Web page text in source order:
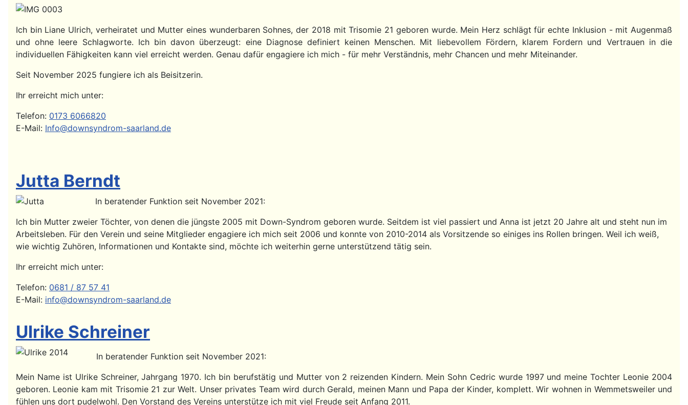
Ich bin Liane Ulrich, verheiratet und Mutter eines wunderbaren Sohnes, der 2018 mit Trisomie 21 geboren wurde. Mein Herz schlägt für echte Inklusion - mit Augenmaß
und ohne leere Schlagworte. Ich bin davon überzeugt: eine Diagnose definiert keinen Menschen. Mit liebevollem Fördern, klarem Fordern und Vertrauen in die
individuellen Fähigkeiten kann viel erreicht werden. Genau dafür engagiere ich mich - für mehr Verständnis, mehr Chancen und mehr Miteinander.
Seit November 2025 fungiere ich als Beisitzerin.
Ihr erreicht mich unter:
Telefon: 0173 6066820
E-Mail: Info@downsyndrom-saarland.de
Jutta Berndt
In beratender Funktion seit November 2021:
Ich bin Mutter zweier Töchter, von denen die jüngste 2005 mit Down-Syndrom geboren wurde. Seitdem ist viel passiert und Anna ist jetzt 20 Jahre alt und steht nun im
Arbeitsleben. Für den Verein und seine Mitglieder engagiere ich mich seit 2006 und konnte von 2010-2014 als Vorsitzende so einiges ins Rollen bringen. Weil ich weiß,
wie wichtig Zuhören, Informationen und Kontakte sind, möchte ich weiterhin gerne unterstützend tätig sein.
Ihr erreicht mich unter:
Telefon: 0681 / 87 57 41
E-Mail: info@downsyndrom-saarland.de
Ulrike Schreiner
In beratender Funktion seit November 2021:
Mein Name ist Ulrike Schreiner, Jahrgang 1970. Ich bin berufstätig und Mutter von 2 reizenden Kindern. Mein Sohn Cedric wurde 1997 und meine Tochter Leonie 2004
geboren. Leonie kam mit Trisomie 21 zur Welt. Unser privates Team wird durch Gerald, meinen Mann und Papa der Kinder, komplett. Wir wohnen in Wemmetsweiler und
fühlen uns dort pudelwohl. Den Vorstand des Vereins unterstütze ich mit viel Freude seit Anfang 2011.